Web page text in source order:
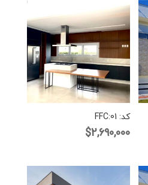
کد: FFC:01
$2,690,000